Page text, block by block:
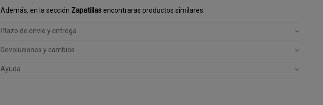
Además, en la sección Zapatillasencontraras productos similares.
Plazo de envío y entrega
Devoluciones y cambios
Ayuda